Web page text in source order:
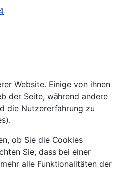
Website. Einige von ihnen
der Seite, während andere
die Nutzererfahrung zu
ob Sie die Cookies
Sie, dass bei einer
alle Funktionalitäten der